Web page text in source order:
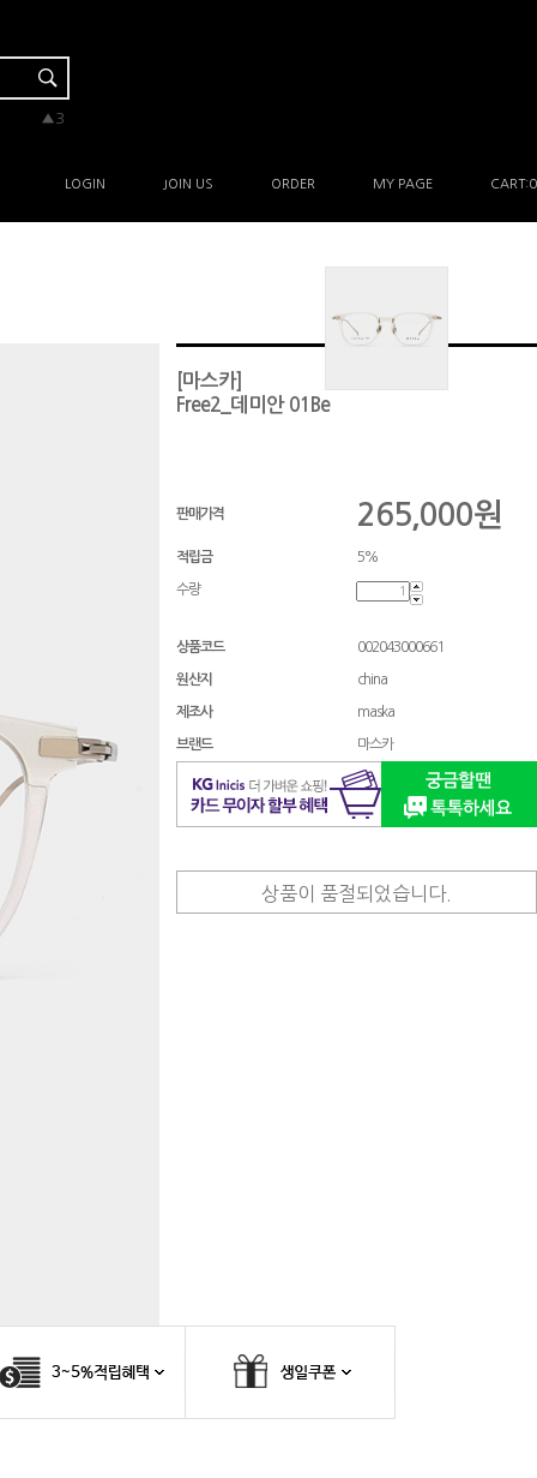
▲5
▲3
▲1
▼-1
▼-1
LOGIN JOIN US ORDER MY PAGE CART:0
[마스카]
Free2_데미안 01Be
판매가격 265,000원
적립금 5%
수량
상품코드 002043000661
원산지 china
제조사 maska
브랜드 마스카
상품이 품절되었습니다.